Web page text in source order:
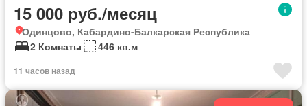
15 000 руб./месяц
Одинцово, Кабардино-Балкарская Республика
2 Комнаты
446 кв.м
11 часов назад